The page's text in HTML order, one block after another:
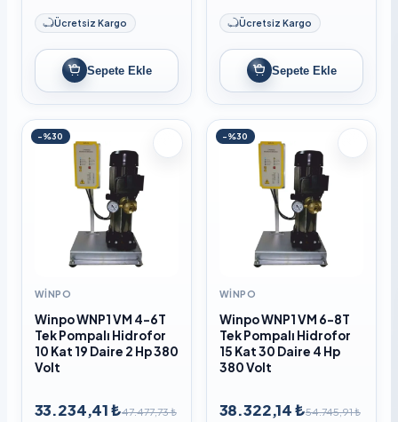
Ücretsiz Kargo
Sepete Ekle
Ücretsiz Kargo
Sepete Ekle
-%30
WINPO
Winpo WNP1 VM 4-6T
Tek Pompalı Hidrofor
10 Kat 19 Daire 2 Hp 380
Volt
33.234,41 ₺47.477,73 ₺
-%30
WINPO
Winpo WNP1 VM 6-8T
Tek Pompalı Hidrofor
15 Kat 30 Daire 4 Hp
380 Volt
38.322,14 ₺54.745,91 ₺